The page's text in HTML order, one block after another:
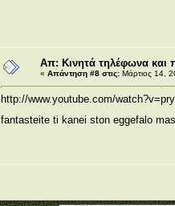
Απ: Κινητά τηλέφωνα και
« Απάντηση #8 στις:Μάρτιος 14,
http://www.youtube.com/
fantasteite ti kanei ston eggefalo